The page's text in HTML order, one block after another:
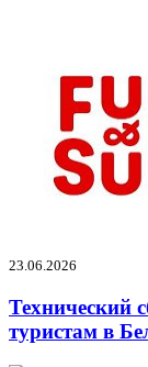
23.06.2026
Технический
туристам в